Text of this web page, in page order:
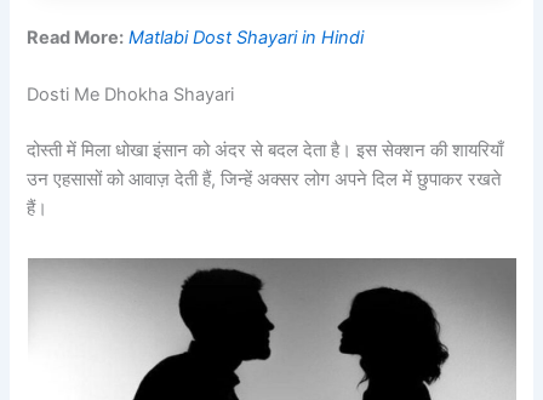
Read More: Matlabi Dost Shayari in Hindi
Dosti Me Dhokha Shayari
दोस्ती में मिला धोखा इंसान को अंदर से बदल देता है। इस सेक्शन की शायरियाँ
उन एहसासों को आवाज़ देती हैं, जिन्हें अक्सर लोग अपने दिल में छुपाकर रखते
हैं।